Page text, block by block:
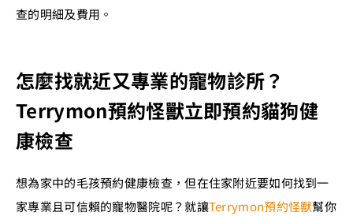
查的明細及費用。
怎麼找就近又專業的寵物診所？
Terrymon預約怪獸立即預約貓狗健
康檢查
想為家中的毛孩預約健康檢查，但在住家附近要如何找到一
家專業且可信賴的寵物醫院呢？就讓Terrymon預約怪獸幫你